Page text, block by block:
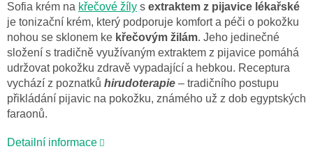
Sofia krém na křečové žíly s extraktem z pijavice lékařské
je tonizační krém, který podporuje komfort a péči o pokožku
nohou se sklonem ke křečovým žilám. Jeho jedinečné
složení s tradičně využívaným extraktem z pijavice pomáhá
udržovat pokožku zdravě vypadající a hebkou. Receptura
vychází z poznatků hirudoterapie – tradičního postupu
přikládání pijavic na pokožku, známého už z dob egyptských
faraonů.
Detailní informace